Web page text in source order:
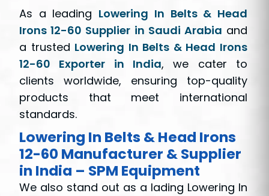
As a leading Lowering In Belts & Head
Irons 12-60 Supplier in Saudi Arabia and
a trusted Lowering In Belts & Head Irons
12-60 Exporter in India, we cater to
clients worldwide, ensuring top-quality
products that meet international
standards.
Lowering In Belts & Head Irons
12-60 Manufacturer & Supplier
in India – SPM Equipment
We also stand out as a lading Lowering In